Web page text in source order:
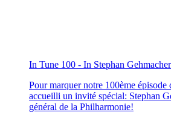
In Tune 100 - In Stephan
Pour marquer notre 100ème
accueilli un invité spécial: Stephan
général de la Philharmonie!